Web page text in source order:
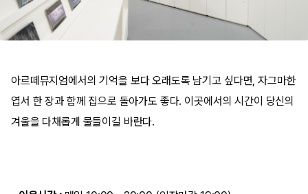
아르떼뮤지엄에서의 기억을 보다 오래도록 남기고 싶다면, 자그마한
엽서 한 장과 함께 집으로 돌아가도 좋다. 이곳에서의 시간이 당신의
겨울을 다채롭게 물들이길 바란다.